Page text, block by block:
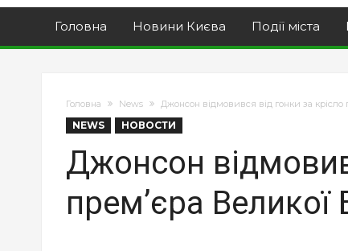
Головна Новини Києва Події міста
Головна News Джонсон відмовився від гонки за крісло
NEWS НОВОСТИ
Джонсон
прем’єра Великої